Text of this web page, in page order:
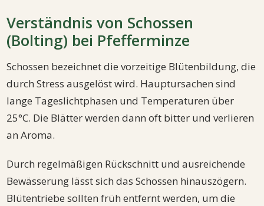
Verständnis von Schossen
(Bolting) bei Pfefferminze
Schossen bezeichnet die vorzeitige Blütenbildung, die
durch Stress ausgelöst wird. Hauptursachen sind
lange Tageslichtphasen und Temperaturen über
25°C. Die Blätter werden dann oft bitter und verlieren
an Aroma.
Durch regelmäßigen Rückschnitt und ausreichende
Bewässerung lässt sich das Schossen hinauszögern.
Blütentriebe sollten früh entfernt werden, um die